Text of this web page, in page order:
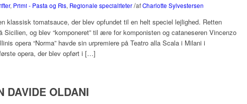
, Primi - Pasta og Ris, Regionale specialiteter/afCharlotte Sylvestersen
klassisk tomatsauce, der blev opfundet til en helt speciel lejlighed. Retten
Sicilien, og blev “komponeret” til ære for komponisten og cataneseren Vincenzo
opera “Norma” havde sin urpremiere på Teatro alla Scala i Milani i
opera, der blev opført i […]
DAVIDE OLDANI